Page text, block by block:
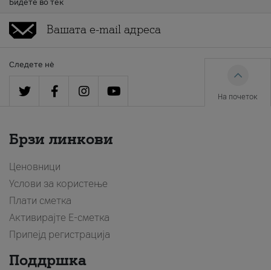
Бидете во тек
Следете нè
На почеток
Брзи линкови
Ценовници
Услови за користење
Плати сметка
Активирајте Е-сметка
Припејд регистрација
Поддршка